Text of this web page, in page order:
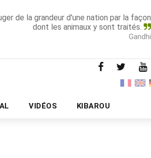
de la grandeur d'une nation par la façon
dont les animaux y sont traités.
Gandhi
VIDÉOS KIBAROU